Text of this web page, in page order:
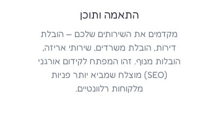
התאמה ותוכן
מקדמים את השירותים שלכם — הובלת
דירות, הובלת משרדים, שירותי אריזה,
הובלות מנוף. זהו המפתח לקידום אורגני
(SEO) מוצלח שמביא יותר פניות
מלקוחות רלוונטיים.